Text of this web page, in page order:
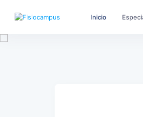
Inicio